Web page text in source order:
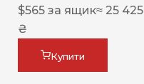
$565 за ящик≈ 25 425
₴
Купити